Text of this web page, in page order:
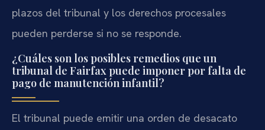
plazos del tribunal y los derechos procesales
pueden perderse si no se responde.
¿Cuáles son los posibles remedios que un
tribunal de Fairfax puede imponer por falta de
pago de manutención infantil?
El tribunal puede emitir una orden de desacato